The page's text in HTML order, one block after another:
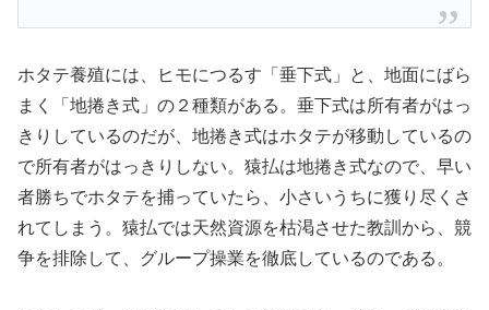
ホタテ養殖には、ヒモにつるす「垂下式」と、地面にばら
まく「地捲き式」の２種類がある。垂下式は所有者がはっ
きりしているのだが、地捲き式はホタテが移動しているの
で所有者がはっきりしない。猿払は地捲き式なので、早い
者勝ちでホタテを捕っていたら、小さいうちに獲り尽くさ
れてしまう。猿払では天然資源を枯渇させた教訓から、競
争を排除して、グループ操業を徹底しているのである。